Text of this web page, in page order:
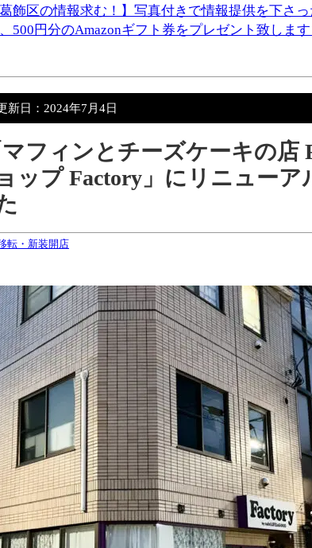
葛飾区の情報求む！】写真付きで情報提供を下さ
500円分のAmazonギフト券をプレゼント致します
新日： 2024年7月4日
フィンとチーズケーキの店
ップ Factory」にリニューア
転・新装開店